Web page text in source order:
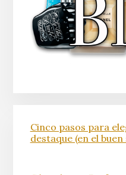
Cinco pasos para
destaque (en el